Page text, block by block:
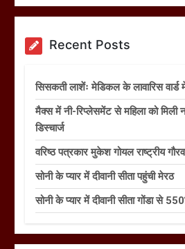
Recent Posts
सिसकती लाशेंः मेडिकल के लावारिस वार्ड
मैक्स में नी-रिप्लेसमेंट से महिला को मिली
डिस्चार्ज
वरिष्ठ पत्रकार मुकेश गोयल राष्ट्रीय
सोनी के प्यार में दीवानी सीता पहुंची मेरठ
सोनी के प्यार में दीवानी सीता गोंडा से